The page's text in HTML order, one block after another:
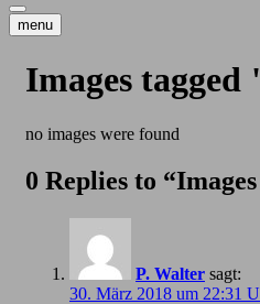
menu
Images
no images were found
0 Replies to
P. Walter sagt:
30. März 2018 um 22:31